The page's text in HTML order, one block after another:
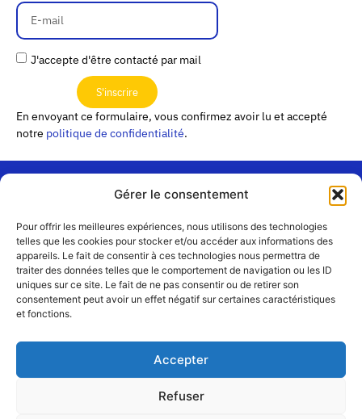
Gérer le consentement
Pour offrir les meilleures expériences, nous utilisons des technologies
telles que les cookies pour stocker et/ou accéder aux informations des
appareils. Le fait de consentir à ces technologies nous permettra de
traiter des données telles que le comportement de navigation ou les ID
uniques sur ce site. Le fait de ne pas consentir ou de retirer son
consentement peut avoir un effet négatif sur certaines caractéristiques
et fonctions.
Accepter
Refuser
J'accepte d'être contacté par mail
S'inscrire
En envoyant ce formulaire, vous confirmez avoir lu et accepté
notre politique de confidentialité.
Contact
Équipe
Mentions
légales
« Les
Passerelles »
24 Avenue
Joannès
Masset
CS51001
cedex 09
+33 4 72 19
secretariat@choralies.org
Rejoignez-
nous